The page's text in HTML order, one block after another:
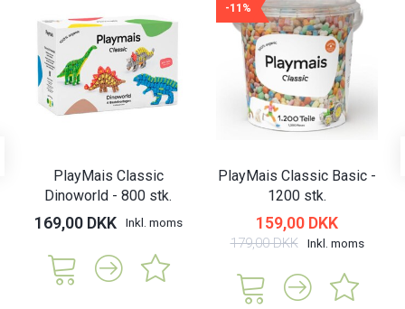
PlayMais Classic
Dinoworld - 800 stk.
169,00 DKK Inkl. moms
-11%
PlayMais Classic Basic -
1200 stk.
159,00 DKK
179,00 DKK Inkl. moms